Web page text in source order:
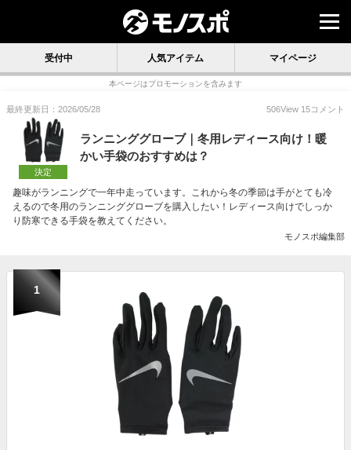
受付中 人気アイテム マイページ
本ページはプロモーションを含みます
最終更新日：2026/05/28 506View 15コメント
決定
ランニンググローブ｜冬用レディース向け！暖
かい手袋のおすすめは？
趣味がランニングで一年中走っています。これから冬の季節は手がとても冷
えるので冬用のランニンググローブを購入したい！レディース向けでしっか
り防寒できる手袋を教えてください。
モノスポ編集部
1